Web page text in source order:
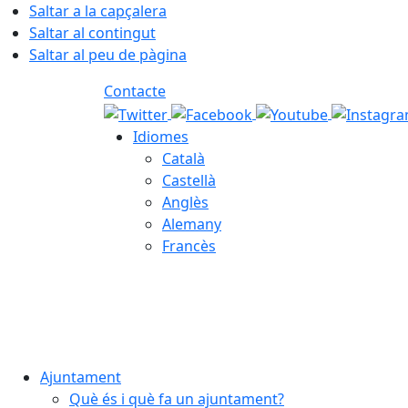
Saltar a la capçalera
Saltar al contingut
Saltar al peu de pàgina
Contacte
Idiomes
Català
Castellà
Anglès
Alemany
Francès
Ajuntament
Què és i què fa un ajuntament?